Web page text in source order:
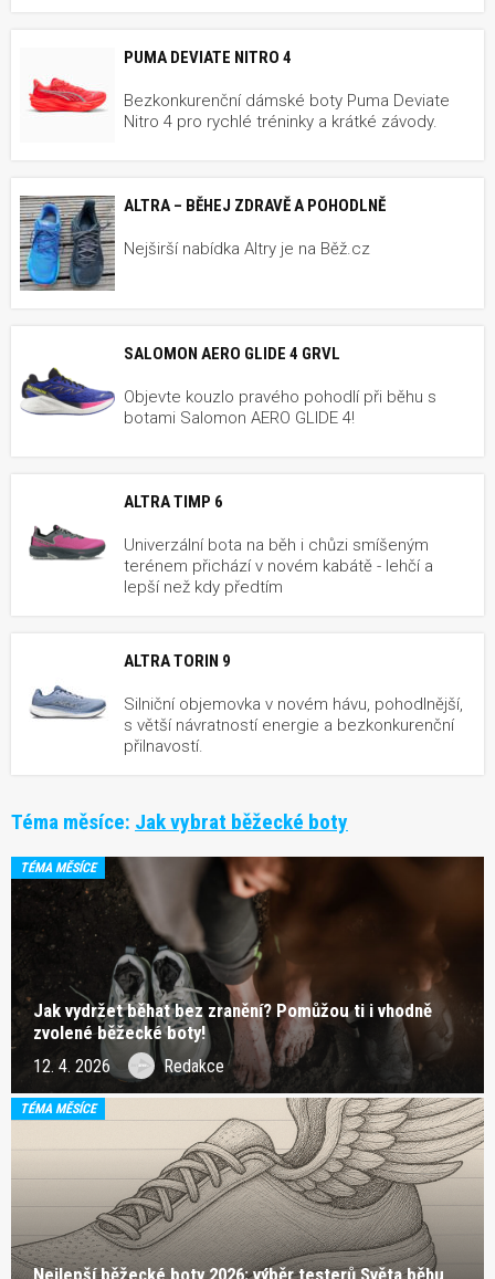
PUMA DEVIATE NITRO 4
Bezkonkurenční dámské boty Puma Deviate
Nitro 4 pro rychlé tréninky a krátké závody.
ALTRA – BĚHEJ ZDRAVĚ A POHODLNĚ
Nejširší nabídka Altry je na Běž.cz
SALOMON AERO GLIDE 4 GRVL
Objevte kouzlo pravého pohodlí při běhu s
botami Salomon AERO GLIDE 4!
ALTRA TIMP 6
Univerzální bota na běh i chůzi smíšeným
terénem přichází v novém kabátě - lehčí a
lepší než kdy předtím
ALTRA TORIN 9
Silniční objemovka v novém hávu, pohodlnější,
s větší návratností energie a bezkonkurenční
přilnavostí.
Téma měsíce: Jak vybrat běžecké boty
TÉMA MĚSÍCE
Jak vydržet běhat bez zranění? Pomůžou ti i vhodně
zvolené běžecké boty!
12. 4. 2026 Redakce
TÉMA MĚSÍCE
Nejlepší běžecké boty 2026: výběr testerů Světa běhu